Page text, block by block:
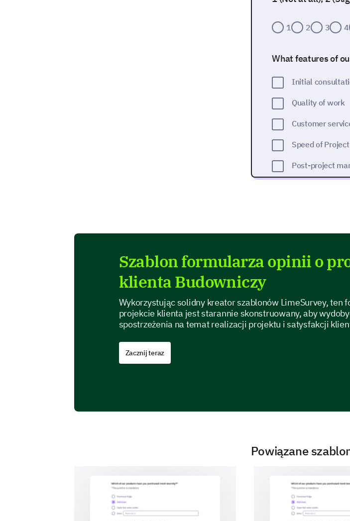
1 2 3 4
What features of
Initial
Quality of work
Customer
Speed of
Post-project
Exploring
Please rate your
How would you
Szablon formularza opinii o
klienta Budowniczy
Wykorzystując solidny kreator szablonów LimeSurvey, ten
projekcie klienta jest starannie skonstruowany, aby
spostrzeżenia na temat realizacji projektu i satysfakcji
Zacznij teraz
Powiązane